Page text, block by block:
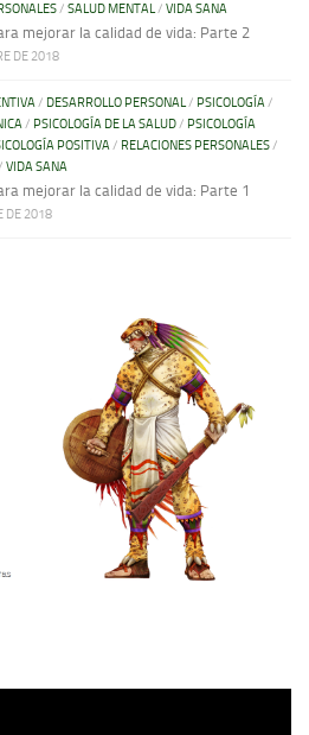
/ SALUD MENTAL/ VIDA SANA
mejorar la calidad de vida: Parte 2
DE 2018
/ DESARROLLO PERSONAL/ PSICOLOGÍA/
/ PSICOLOGÍA DE LA SALUD/ PSICOLOGÍA
POSITIVA/ RELACIONES PERSONALES/
VIDA SANA
mejorar la calidad de vida: Parte 1
DE 2018